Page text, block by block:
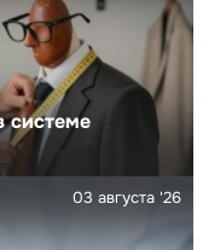
системе
03 августа '26